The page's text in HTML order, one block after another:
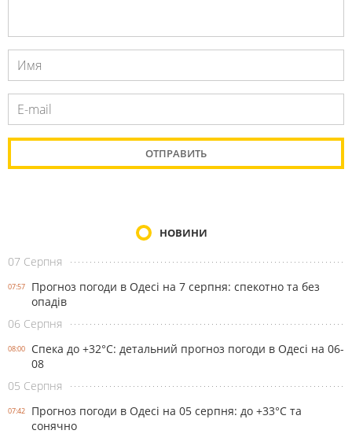
НОВИНИ
07 Серпня
07:57
Прогноз погоди в Одесі на 7 серпня: спекотно та без
опадів
06 Серпня
08:00
Спека до +32°С: детальний прогноз погоди в Одесі на 06-
08
05 Серпня
07:42
Прогноз погоди в Одесі на 05 серпня: до +33°С та
сонячно